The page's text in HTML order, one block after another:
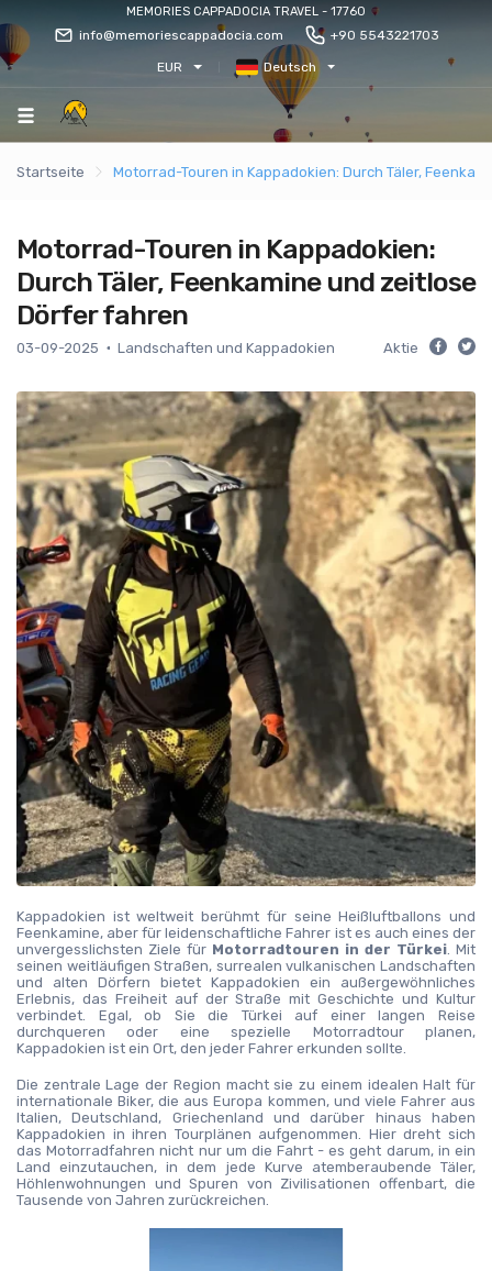
MEMORIES CAPPADOCIA TRAVEL - 17760
info@memoriescappadocia.com +90 5543221703
EUR Deutsch
Startseite Motorrad-Touren in Kappadokien: Durch Täler,
Motorrad-Touren in Kappadokien:
Durch Täler, Feenkamine und zeitlose
Dörfer fahren
03-09-2025 Landschaften und Kappadokien Aktie
Kappadokien ist weltweit berühmt für seine Heißluftballons und
Feenkamine, aber für leidenschaftliche Fahrer ist es auch eines der
unvergesslichsten Ziele für Motorradtouren in der Türkei. Mit
seinen weitläufigen Straßen, surrealen vulkanischen Landschaften
und alten Dörfern bietet Kappadokien ein außergewöhnliches
Erlebnis, das Freiheit auf der Straße mit Geschichte und Kultur
verbindet. Egal, ob Sie die Türkei auf einer langen Reise
durchqueren oder eine spezielle Motorradtour planen,
Kappadokien ist ein Ort, den jeder Fahrer erkunden sollte.
Die zentrale Lage der Region macht sie zu einem idealen Halt für
internationale Biker, die aus Europa kommen, und viele Fahrer aus
Italien, Deutschland, Griechenland und darüber hinaus haben
Kappadokien in ihren Tourplänen aufgenommen. Hier dreht sich
das Motorradfahren nicht nur um die Fahrt - es geht darum, in ein
Land einzutauchen, in dem jede Kurve atemberaubende Täler,
Höhlenwohnungen und Spuren von Zivilisationen offenbart, die
Tausende von Jahren zurückreichen.